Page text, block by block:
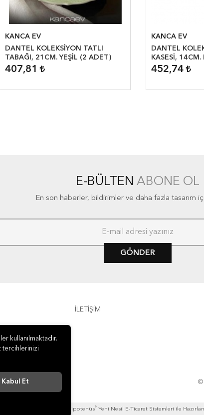
KANCA EV
DANTEL KOLEKSİYON TATLI
TABAĞI, 21CM. YEŞİL (2 ADET)
407,81
KANCA EV
DANTEL
KASESİ,
452,74
E-BÜLTEN ABONE OL
En son haberler, bildirimler ve daha fazla tasarım
GÖNDER
İLETİŞİM
©
Hipotenüs® Yeni Nesil E-Ticaret Sistemleri ile
kullanılmaktadır.
tercihlerinizi
Kabul Et